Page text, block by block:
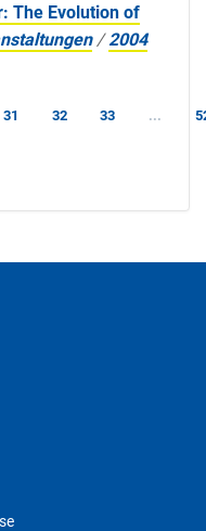
The Evolution of
/2004
31 32 33 ...